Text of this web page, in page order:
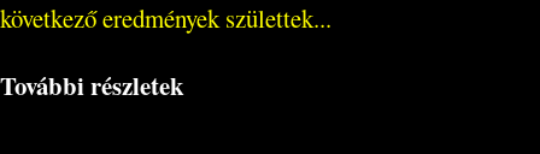
következő eredmények születtek...
További részletek